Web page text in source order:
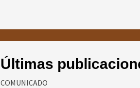
Últimas
COMUNICADO